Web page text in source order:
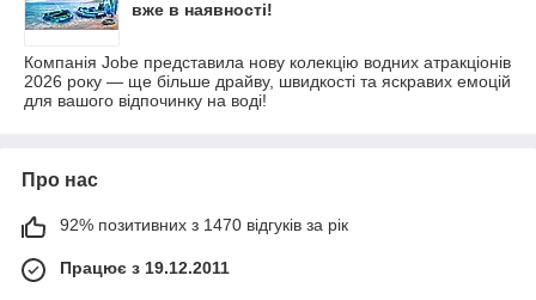
вже в наявності!
Компанія Jobe представила нову колекцію водних атракціонів
2026 року — ще більше драйву, швидкості та яскравих емоцій
для вашого відпочинку на воді!
Про нас
92% позитивних з 1470 відгуків за рік
Працює з 19.12.2011